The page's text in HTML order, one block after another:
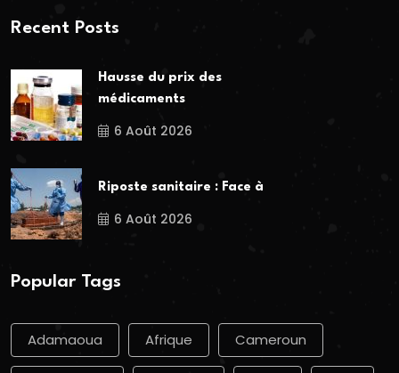
Recent Posts
Hausse du prix des
médicaments
6 Août 2026
Riposte sanitaire : Face à
6 Août 2026
Popular Tags
Adamaoua Afrique Cameroun